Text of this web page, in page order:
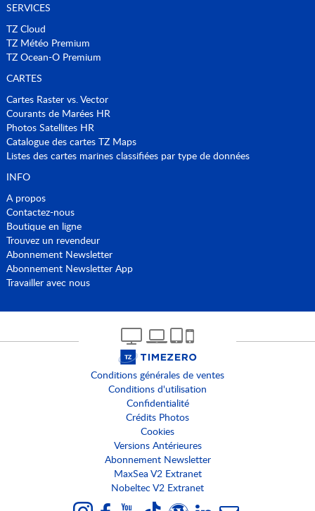
SERVICES
TZ Cloud
TZ Météo Premium
TZ Ocean-O Premium
CARTES
Cartes Raster vs. Vector
Courants de Marées HR
Photos Satellites HR
Catalogue des cartes TZ Maps
Listes des cartes marines classifiées par type de données
INFO
A propos
Contactez-nous
Boutique en ligne
Trouvez un revendeur
Abonnement Newsletter
Abonnement Newsletter App
Travailler avec nous
Conditions générales de ventes
Conditions d'utilisation
Confidentialité
Crédits Photos
Cookies
Versions Antérieures
Abonnement Newsletter
MaxSea V2 Extranet
Nobeltec V2 Extranet